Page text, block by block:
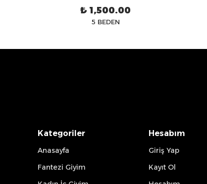
₺ 1,500.00
5 BEDEN
Kategoriler
Anasayfa
Fantezi Giyim
Hesabım
Giriş Yap
Kayıt Ol